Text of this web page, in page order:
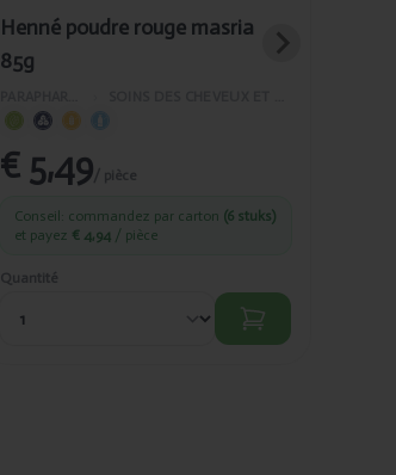
Henné poudre rouge masria
85g
€ 5,49/ pièce
Conseil: commandez par carton (6 stuks)
et payez € 4,94 / pièce
Quantité